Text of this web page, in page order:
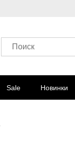
Поиск
Sale Новинки